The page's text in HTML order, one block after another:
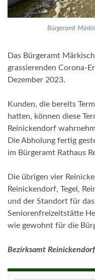
Bürgeramt
Das Bürgeramt
grassierenden Corona-
Dezember 2023.
Kunden, die bereits
hatten, können diese
Reinickendorf
Die Abholung fertig
im Bürgeramt Rathaus
Die übrigen vier
Reinickendorf, Tegel,
und der Standort für
Seniorenfreizeitstätte
wie gewohnt für die
Bezirksamt Reinickendorf